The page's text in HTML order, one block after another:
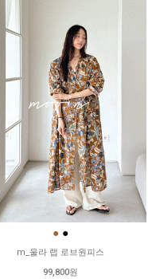
● ●
m_울라 랩 로브원피스
99,800원